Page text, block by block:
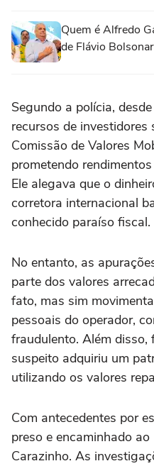
Quem é Alfredo
de Flávio
Segundo a polícia,
recursos de
Comissão de Valores
prometendo
Ele alegava que o
corretora internacional
conhecido paraíso fiscal.
No entanto, as
parte dos valores
fato, mas sim
pessoais do operador,
fraudulento. Além
suspeito adquiriu um
utilizando os valores
Com antecedentes por
preso e encaminhado
Carazinho. As